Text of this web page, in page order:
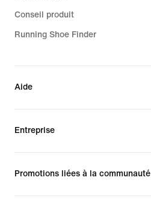
Conseil produit
Running Shoe Finder
Aide
Entreprise
Promotions liées à la communauté